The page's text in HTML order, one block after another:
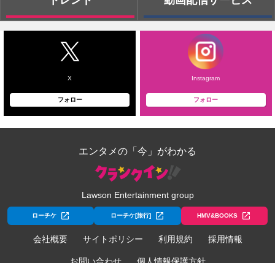
X
フォロー
Instagram
フォロー
エンタメの「今」がわかる
Lawson Entertainment group
ローチケ ローチケ[旅行] HMV&BOOKS
会社概要 サイトポリシー 利用規約 採用情報
お問い合わせ 個人情報保護方針